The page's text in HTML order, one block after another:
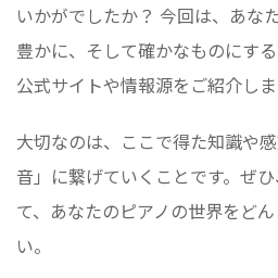
いかがでしたか？ 今回は、あな
豊かに、そして確かなものにす
公式サイトや情報源をご紹介しま
大切なのは、ここで得た知識や
音」に繋げていくことです。ぜ
て、あなたのピアノの世界をど
い。